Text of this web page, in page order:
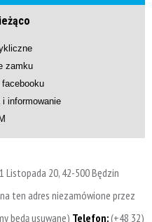
zamku
facebooku
informowanie
Listopada 20, 42-500 Będzin
ten adres niezamówione przez
będą usuwane) Telefon:(+48 32)